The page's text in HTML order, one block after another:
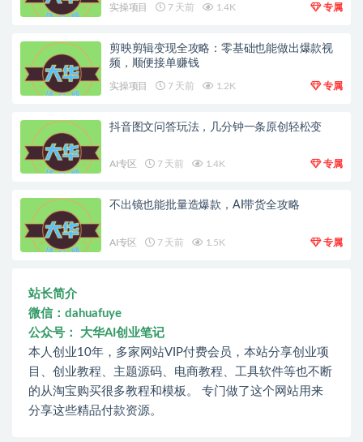
实操项目 7 天前 1.4K 专属
剪映剪辑变现全攻略：零基础也能做出爆款视
频，顺便接单赚钱
实操项目 7 天前 1.2K 专属
抖音图文问答玩法，几分钟一条原创轻松变
AI专区 7 天前 1.4K 专属
不出镜也能批量造爆款，AI带货全攻略
AI专区 7 天前 1.5K 专属
站长简介
微信：dahuafuye
公众号： 大华AI创业笔记
本人创业10年，多家网站VIP付费会员，本站分享创业项
目、创业教程、主题源码、电商教程、工具软件等也不断
的从淘宝购买很多教程和模板。 专门做了这个网站用来
分享这些精品付款资源。